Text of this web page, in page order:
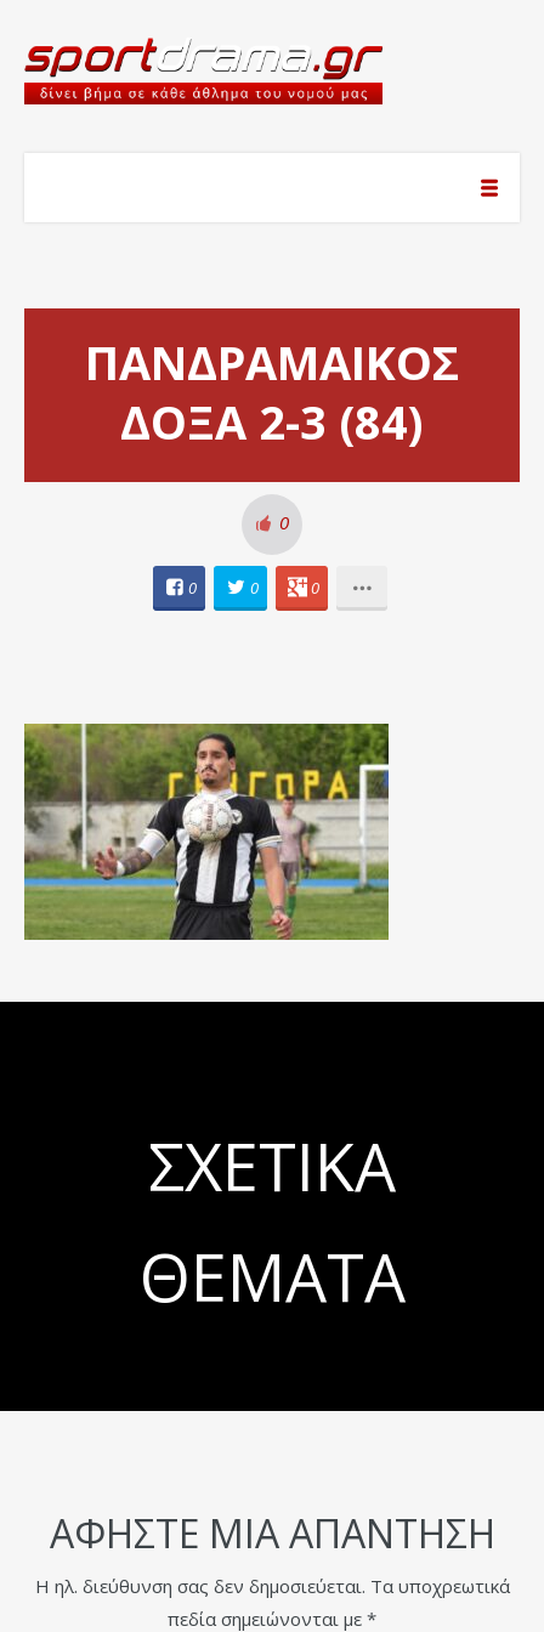
ΠΑΝΔΡΑΜΑΙΚΟΣ
ΔΟΞΑ 2-3 (84)
0
0 0 0
ΣΧΕΤΙΚΆ
ΘΈΜΑΤΑ
ΑΦΉΣΤΕ ΜΙΑ ΑΠΆΝΤΗΣΗ
Η ηλ. διεύθυνση σας δεν δημοσιεύεται. Τα υποχρεωτικά
πεδία σημειώνονται με *